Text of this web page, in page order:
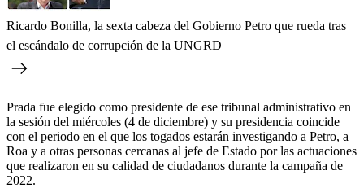
Ricardo Bonilla, la sexta cabeza del Gobierno Petro que rueda tras
el escándalo de corrupción de la UNGRD
Prada fue elegido como presidente de ese tribunal administrativo en
la sesión del miércoles (4 de diciembre) y su presidencia coincide
con el periodo en el que los togados estarán investigando a Petro, a
Roa y a otras personas cercanas al jefe de Estado por las actuaciones
que realizaron en su calidad de ciudadanos durante la campaña de
2022.